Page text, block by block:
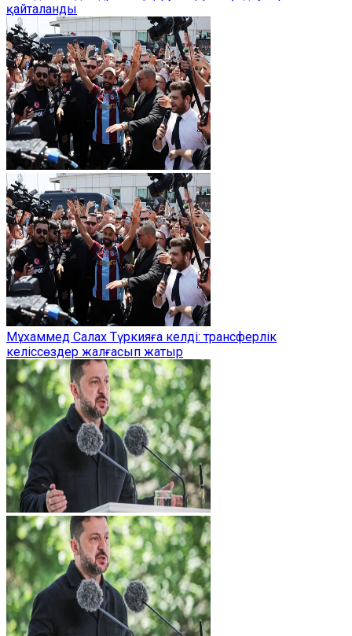
қайталанды
Мұхаммед Салах Түркияға келді: трансферлік
келіссөздер жалғасып жатыр